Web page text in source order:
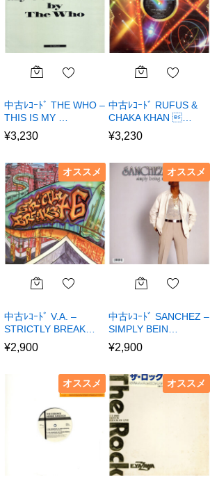
中古ﾚｺｰﾄﾞ THE WHO –
THIS IS MY …
¥3,230
中古ﾚｺｰﾄﾞ RUFUS &
CHAKA KHAN …
¥3,230
オススメ
中古ﾚｺｰﾄﾞ V.A. –
STRICTLY BREAK…
¥2,900
オススメ
中古ﾚｺｰﾄﾞ SANCHEZ –
SIMPLY BEIN…
¥2,900
オススメ オススメ